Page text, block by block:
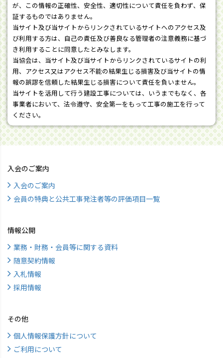
が、この情報の正確性、安全性、適切性について責任を負わず、保
証するものではありません。
当サイト及び当サイトからリンクされているサイトへのアクセス及
び利用する方は、自己の責任及び善良なる管理者の注意義務に基づ
き利用することに同意したとみなします。
当協会は、当サイト及び当サイトからリンクされているサイトの利
用、アクセス又はアクセス不能の結果生じる損害及び当サイトの情
報の誤謬を信頼した結果生じる損害について責任を負いません。
当サイトを活用して行う建設工事については、いうまでもなく、各
事業者において、法令遵守、安全第一をもって工事の施工を行って
ください。
入会のご案内
入会のご案内
会員の特典と公共工事発注者等の評価項目一覧
情報公開
業務・財務・会員等に関する資料
随意契約情報
入札情報
採用情報
その他
個人情報保護方針について
ご利用について